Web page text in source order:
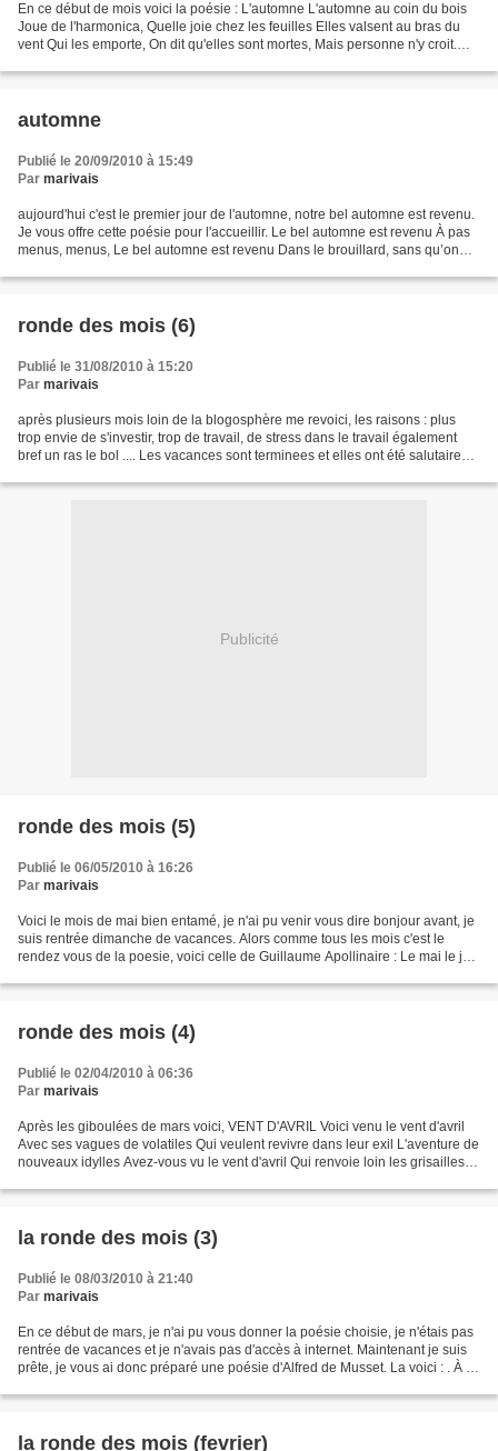
En ce début de mois voici la poésie : L'automne L'automne au coin du bois
Joue de l'harmonica, Quelle joie chez les feuilles Elles valsent au bras du
vent Qui les emporte, On dit qu'elles sont mortes, Mais personne n'y croit.
automne
Publié le 20/09/2010 à 15:49
Par marivais
aujourd'hui c'est le premier jour de l'automne, notre bel automne est revenu.
Je vous offre cette poésie pour l'accueillir. Le bel automne est revenu À pas
menus, menus, Le bel automne est revenu Dans le brouillard, sans qu’on
ronde des mois (6)
Publié le 31/08/2010 à 15:20
Par marivais
après plusieurs mois loin de la blogosphère me revoici, les raisons : plus
trop envie de s'investir, trop de travail, de stress dans le travail également
bref un ras le bol .... Les vacances sont terminees et elles ont été salutaires
Publicité
ronde des mois (5)
Publié le 06/05/2010 à 16:26
Par marivais
Voici le mois de mai bien entamé, je n'ai pu venir vous dire bonjour avant, je
suis rentrée dimanche de vacances. Alors comme tous les mois c'est le
rendez vous de la poesie, voici celle de Guillaume Apollinaire : Le mai le joli
ronde des mois (4)
Publié le 02/04/2010 à 06:36
Par marivais
Après les giboulées de mars voici, VENT D'AVRIL Voici venu le vent d'avril
Avec ses vagues de volatiles Qui veulent revivre dans leur exil L'aventure de
nouveaux idylles Avez-vous vu le vent d'avril Qui renvoie loin les grisailles
la ronde des mois (3)
Publié le 08/03/2010 à 21:40
Par marivais
En ce début de mars, je n'ai pu vous donner la poésie choisie, je n'étais pas
rentrée de vacances et je n'avais pas d'accès à internet. Maintenant je suis
prête, je vous ai donc préparé une poésie d'Alfred de Musset. La voici : . À la
la ronde des mois (fevrier)